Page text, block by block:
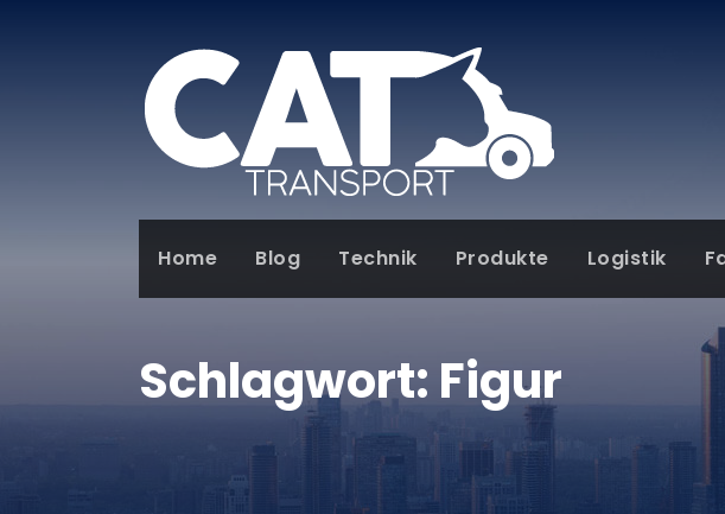
Home Blog Technik Produkte Logistik
Schlagwort: Figur